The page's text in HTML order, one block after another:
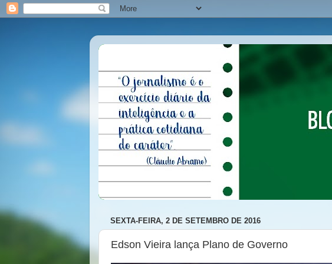
SEXTA-FEIRA, 2 DE SETEMBRO DE 2016
Edson Vieira lança Plano de Governo